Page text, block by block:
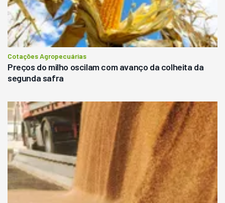
Cotações Agropecuárias
Preços do milho oscilam com avanço da colheita da
segunda safra